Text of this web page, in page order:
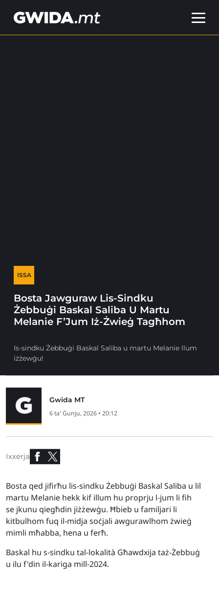
ISSA
Bosta Jawguraw Lis-Sindku
Żebbuġi Baskal Saliba U Martu
Melanie F’Jum Iż-Żwieġ Tagħhom
Is-sindku Żebbuġi Baskal Saliba u martu Melanie llum
iżżewġu!
Gwida MT
6 ta' Ġunju, 2026 • 20:12
Ixxerja
Bosta qed jifirħu lis-sindku Żebbuġi Baskal Saliba u lil
martu Melanie hekk kif illum hu proprju l-jum li fih
se jkunu qiegħdin jiżżewġu. Ħbieb u familjari li
kitbulhom fuq il-midja soċjali awgurawlhom żwieġ
mimli mħabba, hena u ferħ.
Baskal hu s-sindku tal-lokalità Għawdxija taż-Żebbuġ
u ilu f'din il-kariga mill-2024.